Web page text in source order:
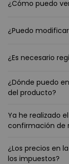
¿Cómo puedo
¿Puedo
¿Es necesario
¿Dónde puedo
del producto?
Ya he realizado
confirmación de
¿Los precios en
los impuestos?